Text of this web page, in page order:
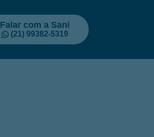
Falar com a Sani
(21) 99382-5319